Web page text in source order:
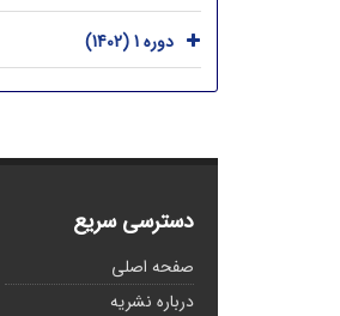
دوره 1 (1402)
دسترسی سریع
صفحه اصلی
درباره نشریه